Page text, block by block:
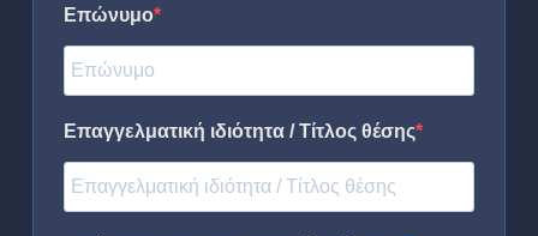
Επώνυμο
Επαγγελματική ιδιότητα / Τίτλος θέσης